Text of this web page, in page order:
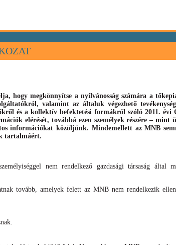
hogy megkönnyítse a nyilvánosság számára a
valamint az általuk végezhető
és a kollektív befektetési formákról szóló2011. évi
elérését, továbbá ezen személyek részére –
információkat közöljünk. Mindemellett az MNB
tartalmáért.
nem rendelkező gazdasági társaság által
tovább, amelyek felett az MNB nem rendelkezik